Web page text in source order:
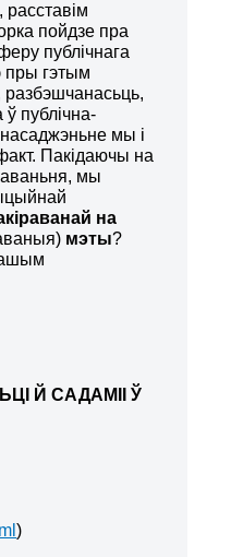
пойдзе пра
публічнага
пры гэтым
публічна-
мы і
Пакідаючы на
мы
на
мэты?
Й САДАМІІ Ў
)